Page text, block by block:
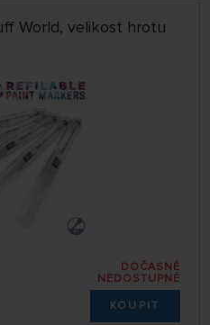
World, velikost hrotu
DOČASNĚ
NEDOSTUPNÉ
KOUPIT